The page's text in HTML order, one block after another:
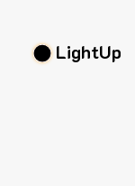
LightUp